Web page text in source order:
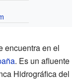
encuentra en el
. Es un afluente
Hidrográfica del